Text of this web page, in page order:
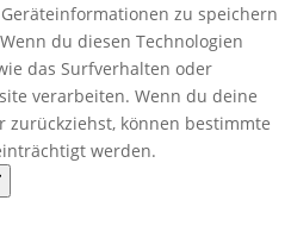
zu speichern
du diesen Technologien
das Surfverhalten oder
verarbeiten. Wenn du deine
können bestimmte
werden.